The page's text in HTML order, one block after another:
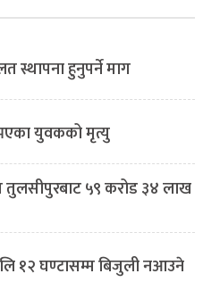
स्थापना हुनुपर्ने माग
युवकको मृत्यु
तुलसीपुरबाट ५९ करोड ३४ लाख
१२ घण्टासम्म बिजुली नआउने